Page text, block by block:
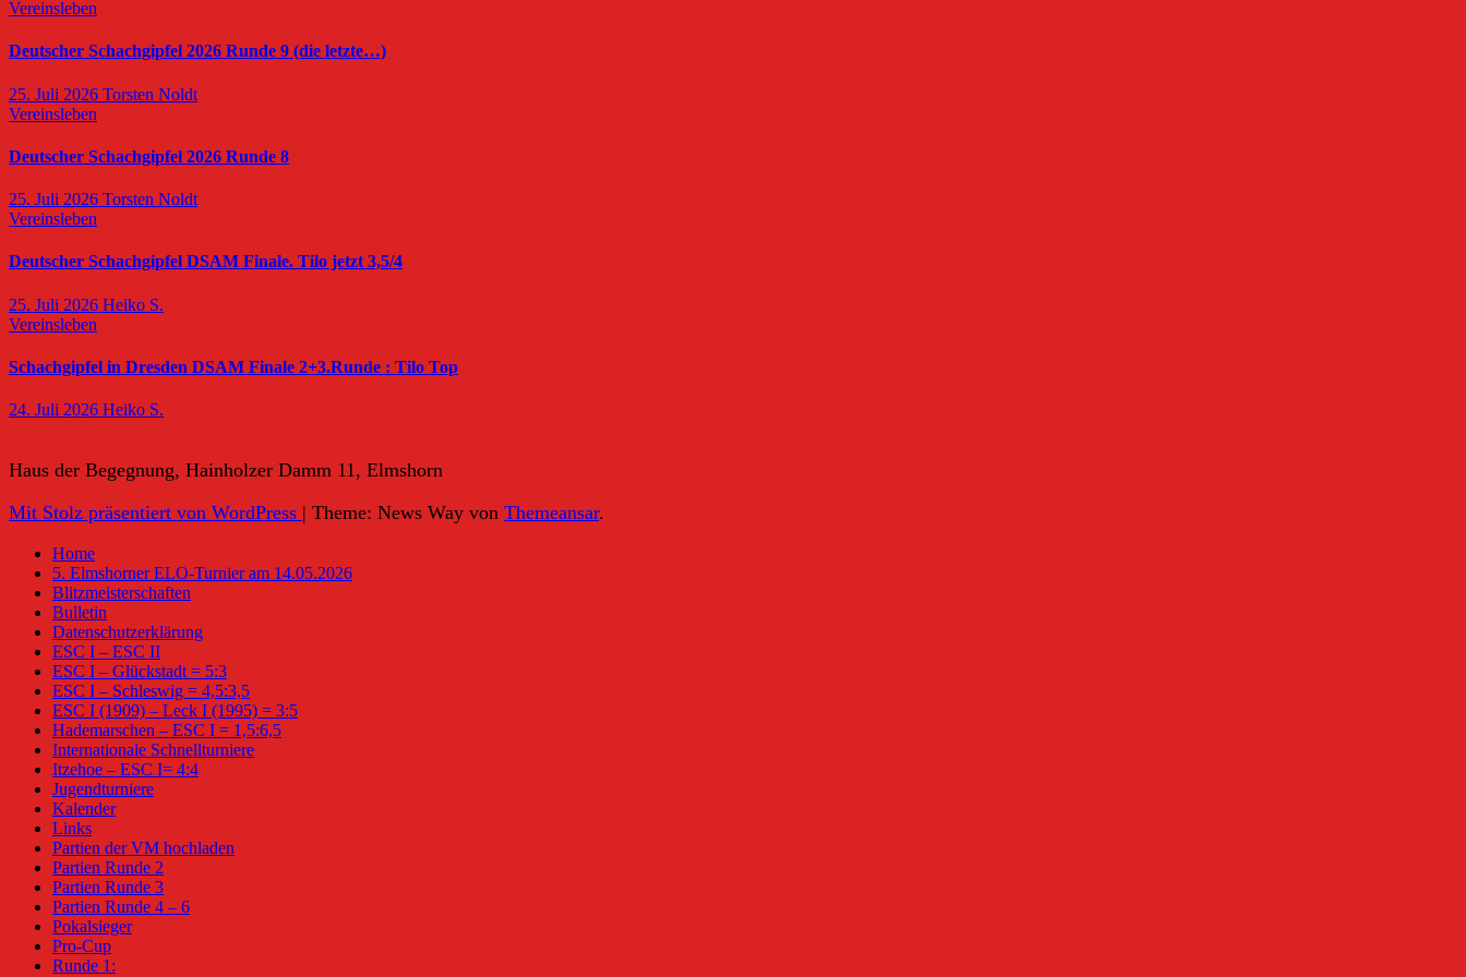
Vereinsleben
Deutscher Schachgipfel 2026 Runde 9 (die letzte…)
25. Juli 2026 Torsten Noldt
Vereinsleben
Deutscher Schachgipfel 2026 Runde 8
25. Juli 2026 Torsten Noldt
Vereinsleben
Deutscher Schachgipfel DSAM Finale. Tilo jetzt 3,5/4
25. Juli 2026 Heiko S.
Vereinsleben
Schachgipfel in Dresden DSAM Finale 2+3.Runde : Tilo Top
24. Juli 2026 Heiko S.
Haus der Begegnung, Hainholzer Damm 11, Elmshorn
Mit Stolz präsentiert von WordPress | Theme: News Way von Themeansar.
Home
5. Elmshorner ELO-Turnier am 14.05.2026
Blitzmeisterschaften
Bulletin
Datenschutzerklärung
ESC I – ESC II
ESC I – Glückstadt = 5:3
ESC I – Schleswig = 4,5:3,5
ESC I (1909) – Leck I (1995) = 3:5
Hademarschen – ESC I = 1,5:6,5
Internationale Schnellturniere
Itzehoe – ESC I= 4:4
Jugendturniere
Kalender
Links
Partien der VM hochladen
Partien Runde 2
Partien Runde 3
Partien Runde 4 – 6
Pokalsieger
Pro-Cup
Runde 1: